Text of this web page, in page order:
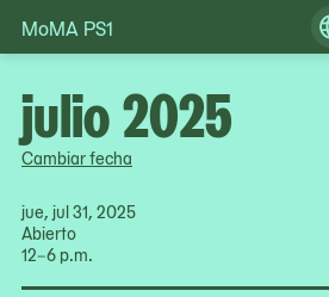
Skip
to
MoMA PS1
Cambiar fecha
jue, jul 31, 2025
Abierto
12–6 p.m.
julio 2025